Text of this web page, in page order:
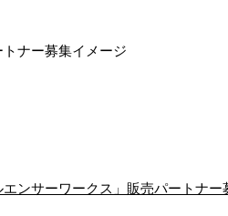
ンサーワークス」販売パートナー